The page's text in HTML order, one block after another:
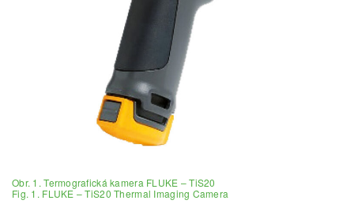
Obr. 1. Termografická kamera FLUKE – TiS20
Fig. 1. FLUKE – TiS20 Thermal Imaging Camera